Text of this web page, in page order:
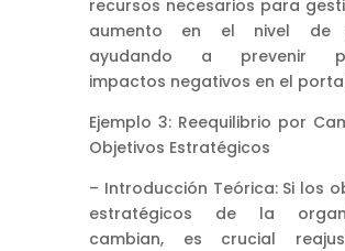
recursos necesarios para
aumento en el nivel de
ayudando a prevenir
impactos negativos en el
Ejemplo 3: Reequilibrio por
Objetivos Estratégicos
– Introducción Teórica: Si los
estratégicos de la
cambian, es crucial